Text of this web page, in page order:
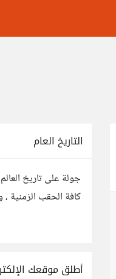
التاريخ العام
جولة على تاريخ
كافة الحقب الزمنية ،
أطلق موقعك